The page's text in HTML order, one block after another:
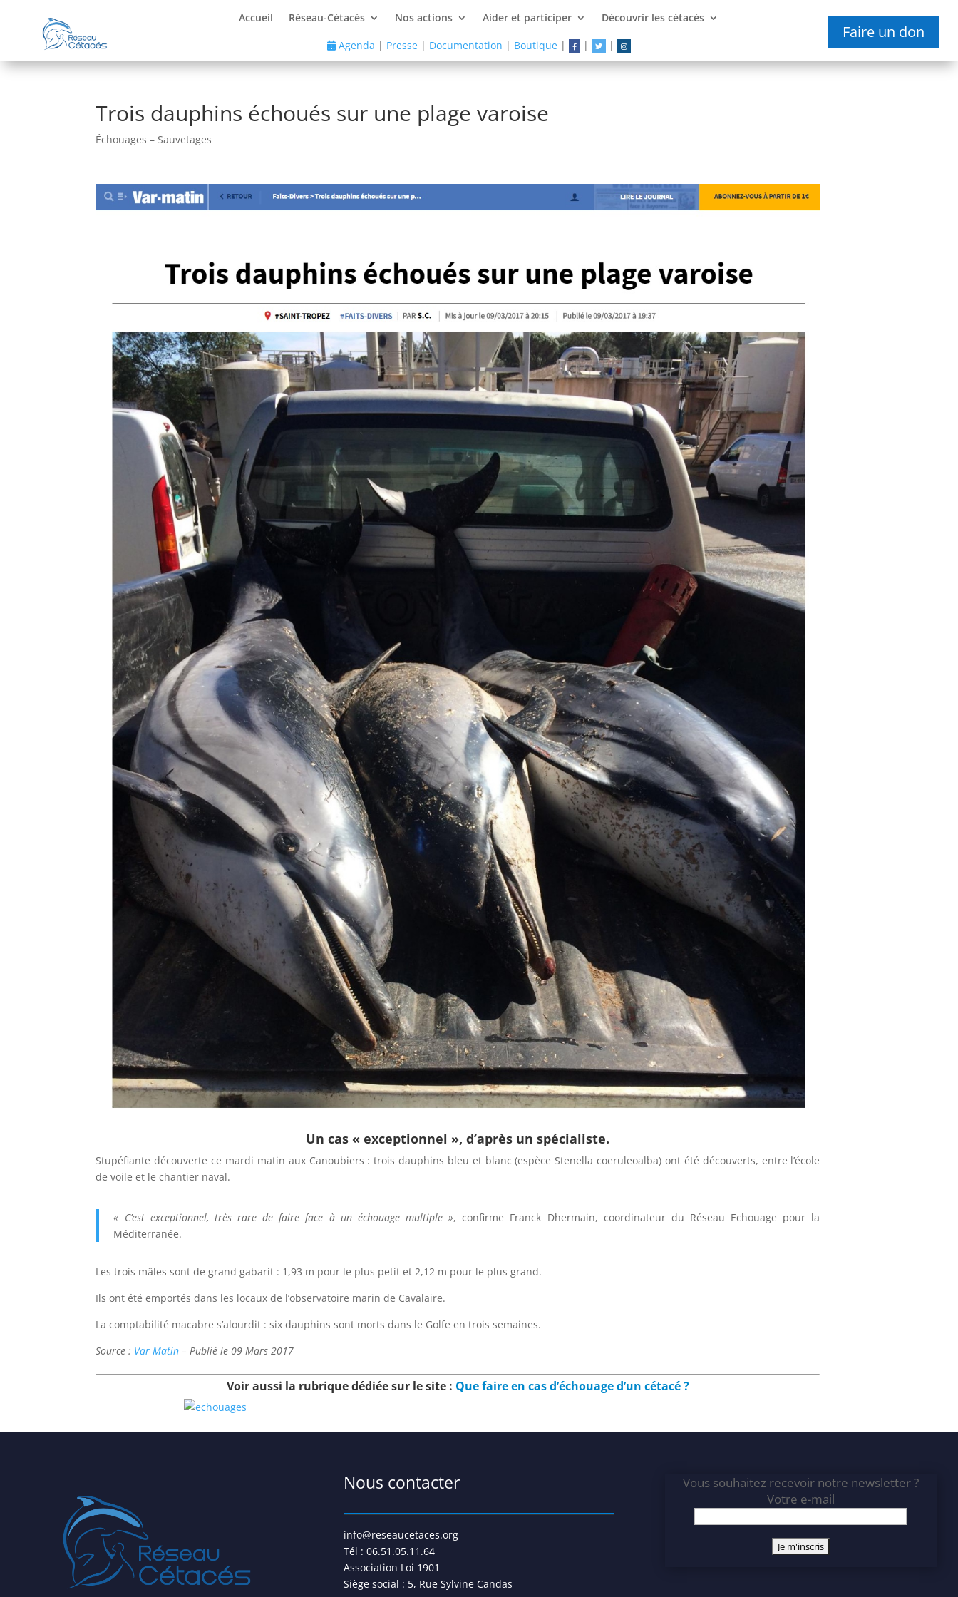
Accueil Réseau-Cétacés Nos actions Aider et participer Découvrir les cétacés
Agenda | Presse| Documentation | Boutique| | |
Faire un don
Trois dauphins échoués sur une plage varoise
Échouages – Sauvetages
Un cas « exceptionnel », d’après un spécialiste.
Stupéfiante découverte ce mardi matin aux Canoubiers : trois dauphins bleu et blanc (espèce Stenella coeruleoalba) ont été découverts, entre l’école
de voile et le chantier naval.
« C’est exceptionnel, très rare de faire face à un échouage multiple », confirme Franck Dhermain, coordinateur du Réseau Echouage pour la
Méditerranée.
Les trois mâles sont de grand gabarit : 1,93 m pour le plus petit et 2,12 m pour le plus grand.
Ils ont été emportés dans les locaux de l’observatoire marin de Cavalaire.
La comptabilité macabre s’alourdit : six dauphins sont morts dans le Golfe en trois semaines.
Source : Var Matin – Publié le 09 Mars 2017
Voir aussi la rubrique dédiée sur le site : Que faire en cas d’échouage d’un cétacé ?
Nous contacter
info@reseaucetaces.org
Tél : 06.51.05.11.64
Association Loi 1901
Siège social : 5, Rue Sylvine Candas
Vous souhaitez recevoir notre newsletter ?
Votre e-mail